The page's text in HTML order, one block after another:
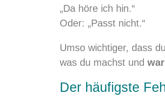
„Da höre ich hin.“
Oder: „Passt nicht.“
Umso wichtiger, dass
was du machst und
Der häufigste